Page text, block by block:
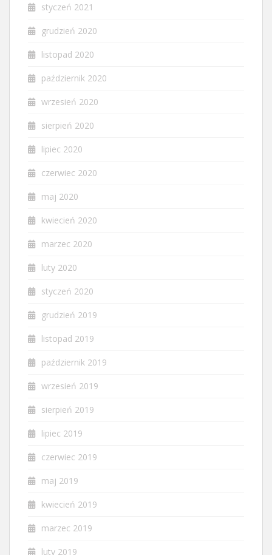
styczeń 2021
grudzień 2020
listopad 2020
październik 2020
wrzesień 2020
sierpień 2020
lipiec 2020
czerwiec 2020
maj 2020
kwiecień 2020
marzec 2020
luty 2020
styczeń 2020
grudzień 2019
listopad 2019
październik 2019
wrzesień 2019
sierpień 2019
lipiec 2019
czerwiec 2019
maj 2019
kwiecień 2019
marzec 2019
luty 2019